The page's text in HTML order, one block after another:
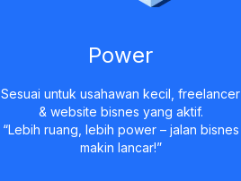
Power
Sesuai untuk usahawan kecil, freelancer
& website bisnes yang aktif.
“Lebih ruang, lebih power – jalan bisnes
makin lancar!”